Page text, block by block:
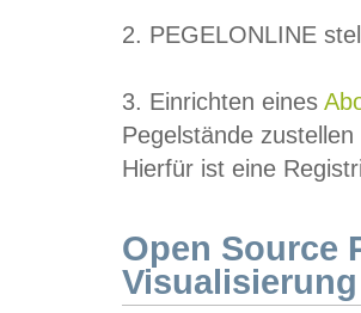
2. PEGELONLINE
3. Einrichten eines
Pegelstände
Hierfür ist eine
Open Source
Visualisierung